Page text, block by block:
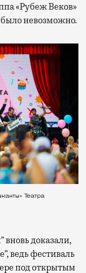
«Рубеж Веков»
невозможно.
Театра
доказали,
ведь фестиваль
под открытым